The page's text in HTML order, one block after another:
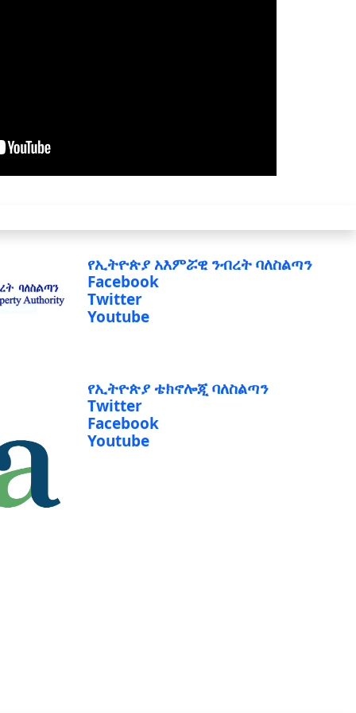
የኢትዮጵያ አእምሯዊ ንብረት ባለስልጣን
Facebook
Twitter
Youtube
የኢትዮጵያ ቴክኖሎጂ ባለስልጣን
Twitter
Facebook
Youtube